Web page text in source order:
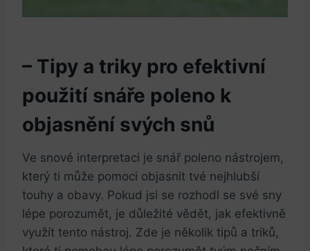
– Tipy a triky pro efektivní
použití snáře poleno k
objasnění svých snů
Ve snové interpretaci je snář poleno nástrojem,
který ti může pomoci objasnit tvé nejhlubší
touhy a obavy. Pokud jsi se rozhodl se své sny
lépe porozumět, je důležité vědět, jak efektivně
využít tento nástroj. Zde je několik tipů a triků,